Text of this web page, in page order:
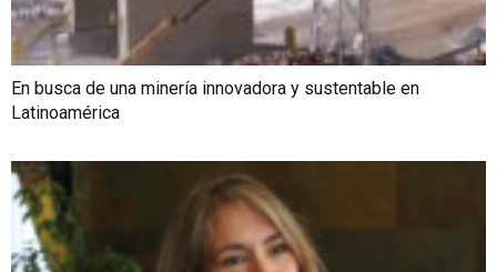
En busca de una minería innovadora y sustentable en
Latinoamérica